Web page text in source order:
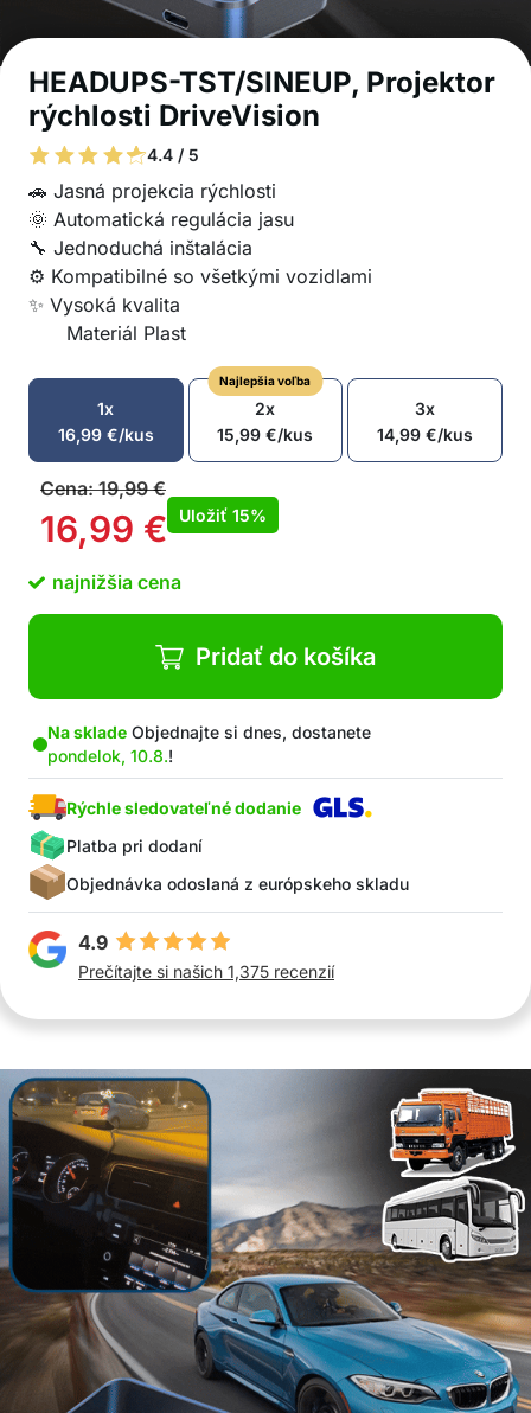
HEADUPS-TST/SINEUP, Projektor
rýchlosti DriveVision
4.4 / 5
🚗 Jasná projekcia rýchlosti
🌞 Automatická regulácia jasu
🔧 Jednoduchá inštalácia
⚙️ Kompatibilné so všetkými vozidlami
✨ Vysoká kvalita
Materiál Plast
1x
16,99 €/kus
Najlepšia voľba
2x
15,99€/kus
3x
14,99€/kus
Cena:19,99€
16,99 € Uložiť 15%
najnižšia cena
Pridať do košíka
Na sklade Objednajte si dnes, dostanete
pondelok, 10.8.!
Rýchle sledovateľné dodanie
Platba pri dodaní
Objednávka odoslaná z európskeho skladu
4.9
Prečítajte si našich 1,375 recenzií